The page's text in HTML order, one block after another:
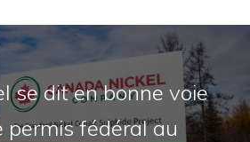
se dit en bonne voie
permis fédéral au